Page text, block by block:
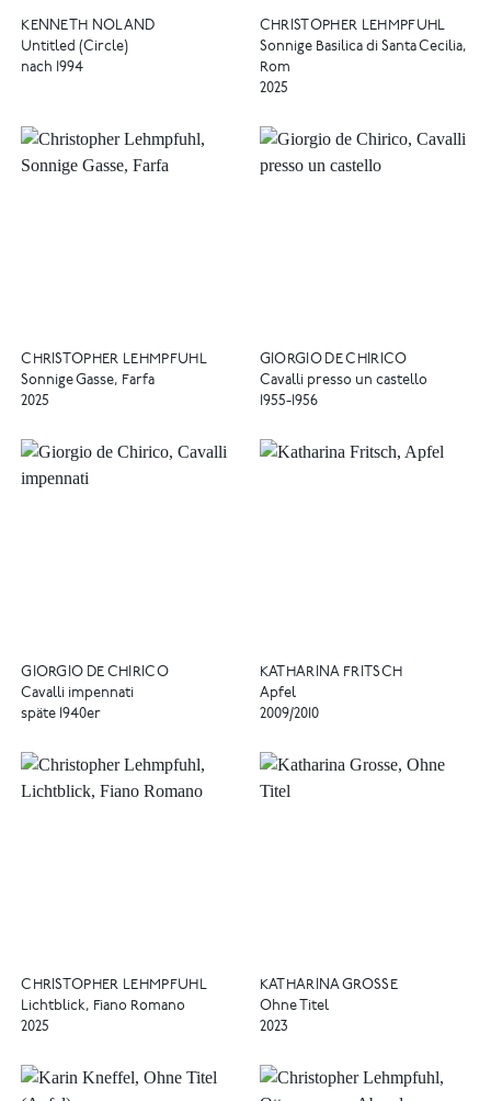
KENNETH NOLAND
Untitled (Circle)
nach 1994
CHRISTOPHER LEHMPFUHL
Sonnige Basilica di Santa Cecilia,
Rom
2025
CHRISTOPHER LEHMPFUHL
Sonnige Gasse, Farfa
2025
GIORGIO DE CHIRICO
Cavalli presso un castello
1955-1956
GIORGIO DE CHIRICO
Cavalli impennati
späte 1940er
KATHARINA FRITSCH
Apfel
2009/2010
CHRISTOPHER LEHMPFUHL
Lichtblick, Fiano Romano
2025
KATHARINA GROSSE
Ohne Titel
2023